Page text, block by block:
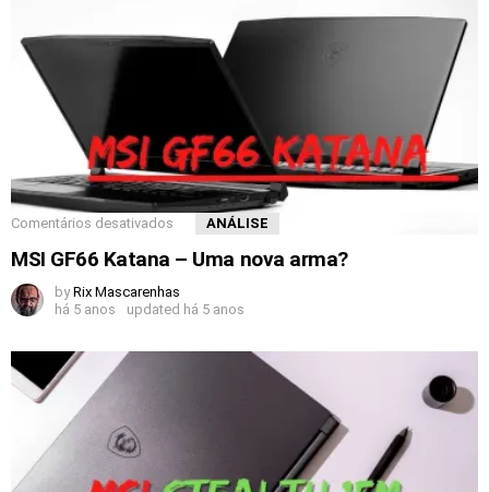
Comentários desativados ANÁLISE
MSI GF66 Katana – Uma nova arma?
by Rix Mascarenhas
há 5 anos
updated há 5 anos